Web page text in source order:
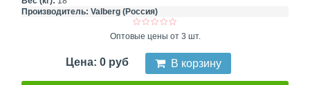
Производитель: Valberg (Россия)
Оптовые цены от 3 шт.
Цена: 0 руб В корзину